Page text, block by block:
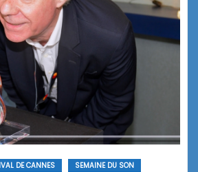
DE CANNES SEMAINE DU SON